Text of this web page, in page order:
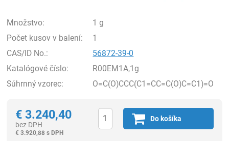
Množstvo:
1 g
Počet kusov v balení:
1
CAS/ID No.:
56872-39-0
Katalógové číslo:
R00EM1A,1g
Súhrnný vzorec:
O=C(O)CCC(C1=CC=C(O)C=C1)=O
€ 3.240,40
bez DPH
€ 3.920,88 s DPH
Do košíka